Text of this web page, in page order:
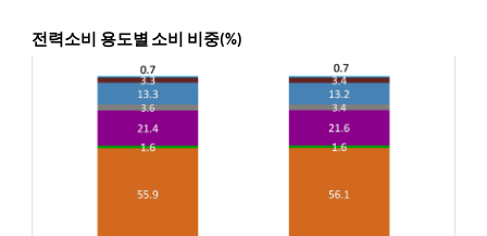
전력소비 용도별 소비 비중(%)